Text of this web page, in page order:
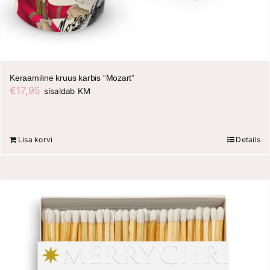
Keraamiline kruus karbis “Mozart”
€17,95 sisaldab KM
Lisa korvi Details